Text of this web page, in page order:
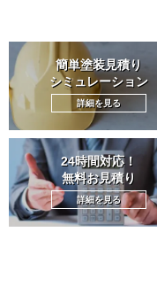
簡単塗装見積り
シミュレーション
詳細を見る
24時間対応！
無料お見積り
詳細を見る